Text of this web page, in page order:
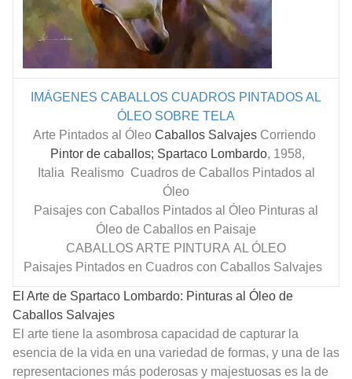
IMÁGENES CABALLOS CUADROS PINTADOS AL
ÓLEO SOBRE TELA
Arte Pintados al Óleo Caballos Salvajes Corriendo
Pintor de caballos; Spartaco Lombardo, 1958,
Italia
Realismo Cuadros de Caballos Pintados al
Óleo
Paisajes con Caballos Pintados al Óleo Pinturas al
Óleo de Caballos en Paisaje
CABALLOS ARTE PINTURA AL ÓLEO
Paisajes Pintados en Cuadros con Caballos Salvajes
El Arte de Spartaco Lombardo: Pinturas al Óleo de
Caballos Salvajes
El arte tiene la asombrosa capacidad de capturar la
esencia de la vida en una variedad de formas, y una de las
representaciones más poderosas y majestuosas es la de